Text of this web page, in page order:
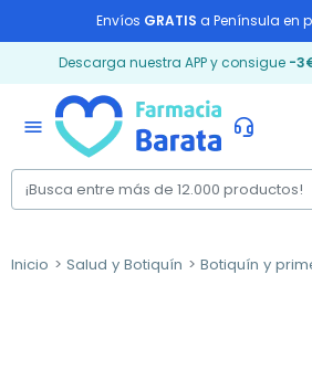
Envíos GRATIS a Península en
Descarga nuestra APP y consigue -
menu
Inicio Salud y Botiquín Botiquín y